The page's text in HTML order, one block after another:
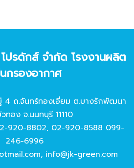
ปรดักส์ จํากัด โรงงานผลิต
กรองอากาศ
4 ถ.จันทร์ทองเอี่ยม ต.บางรักพัฒนา
ทอง จ.นนทบุรี 11110
920-8802, 02-920-8588 099-
246-6996
, info@jk-green.com